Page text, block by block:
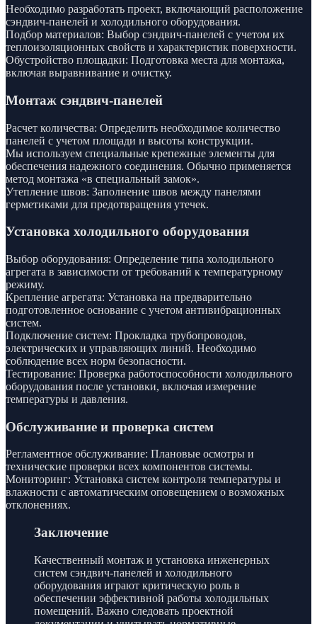
Необходимо разработать проект, включающий расположение
сэндвич-панелей и холодильного оборудования.
Подбор материалов: Выбор сэндвич-панелей с учетом их
теплоизоляционных свойств и характеристик поверхности.
Обустройство площадки: Подготовка места для монтажа,
включая выравнивание и очистку.
Монтаж сэндвич-панелей
Расчет количества: Определить необходимое количество
панелей с учетом площади и высоты конструкции.
Мы используем специальные крепежные элементы для
обеспечения надежного соединения. Обычно применяется
метод монтажа «в специальный замок».
Утепление швов: Заполнение швов между панелями
герметиками для предотвращения утечек.
Установка холодильного оборудования
Выбор оборудования: Определение типа холодильного
агрегата в зависимости от требований к температурному
режиму.
Крепление агрегата: Установка на предварительно
подготовленное основание с учетом антивибрационных
систем.
Подключение систем: Прокладка трубопроводов,
электрических и управляющих линий. Необходимо
соблюдение всех норм безопасности.
Тестирование: Проверка работоспособности холодильного
оборудования после установки, включая измерение
температуры и давления.
Обслуживание и проверка систем
Регламентное обслуживание: Плановые осмотры и
технические проверки всех компонентов системы.
Мониторинг: Установка систем контроля температуры и
влажности с автоматическим оповещением о возможных
отклонениях.
Заключение
Качественный монтаж и установка инженерных
систем сэндвич-панелей и холодильного
оборудования играют критическую роль в
обеспечении эффективной работы холодильных
помещений. Важно следовать проектной